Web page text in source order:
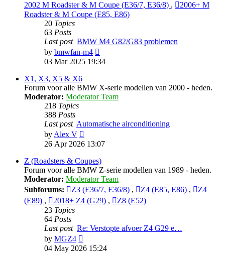
2002 M Roadster & M Coupe (E36/7, E36/8) ,
2006+ M
Roadster & M Coupe (E85, E86)
20 Topics
63 Posts
Last post BMW M4 G82/G83 problemen
by bmwfan-m4
the
03 Mar 2025 19:34
X1, X3, X5 & X6
Forum voor alle BMW X-serie modellen van 2000 - heden.
Moderator: Moderator Team
218 Topics
388 Posts
Last post Automatische airconditioning
byAlex V
the
post
26 Apr 2026 13:07
Z (Roadsters & Coupes)
Forum voor alle BMW Z-serie modellen van 1989 - heden.
Moderator: Moderator Team
Subforums:
Z3 (E36/7, E36/8) , Z4 (E85, E86) ,
Z4
(E89) , 2018+ Z4 (G29) ,
Z8 (E52)
23 Topics
64 Posts
Last post Re: Verstopte afvoer Z4 G29 e…
by MGZ4
the
04 May 2026 15:24